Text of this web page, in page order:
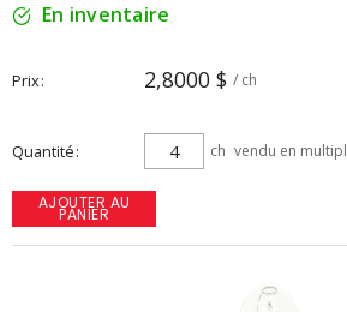
En inventaire
Prix 2,8000 $ / ch
Quantité ch vendu en
AJOUTER AU
PANIER